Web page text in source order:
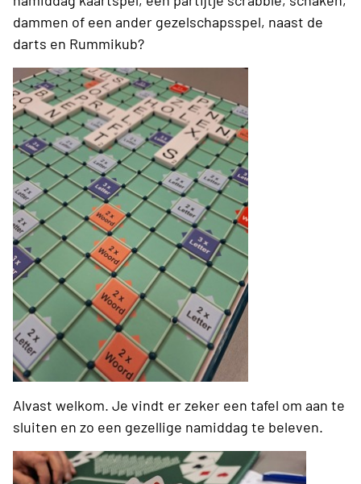
dammen of een ander gezelschapsspel, naast de
darts en Rummikub?
Alvast welkom. Je vindt er zeker een tafel om aan te
sluiten en zo een gezellige namiddag te beleven.